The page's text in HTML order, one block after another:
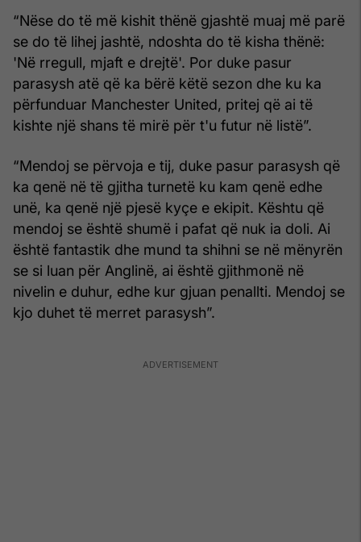
“Nëse do të më kishit thënë gjashtë muaj më parë
se do të lihej jashtë, ndoshta do të kisha thënë:
'Në rregull, mjaft e drejtë'. Por duke pasur
parasysh atë që ka bërë këtë sezon dhe ku ka
përfunduar Manchester United, pritej që ai të
kishte një shans të mirë për t'u futur në listë”.
“Mendoj se përvoja e tij, duke pasur parasysh që
ka qenë në të gjitha turnetë ku kam qenë edhe
unë, ka qenë një pjesë kyçe e ekipit. Kështu që
mendoj se është shumë i pafat që nuk ia doli. Ai
është fantastik dhe mund ta shihni se në mënyrën
se si luan për Anglinë, ai është gjithmonë në
nivelin e duhur, edhe kur gjuan penallti. Mendoj se
kjo duhet të merret parasysh”.